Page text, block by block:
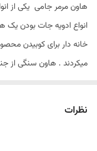
هاون مرمر جامی یکی از
انواع ادویه جات بودن یک
خانه دار برای کوبیدن
میکردند . هاون سنگی از
نظرات